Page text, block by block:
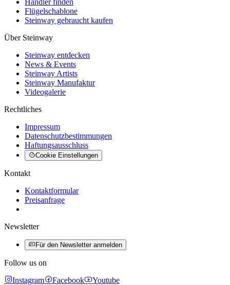
Flügelschablone
Steinway gebraucht kaufen
Über Steinway
Steinway entdecken
News & Events
Steinway Artists
Steinway Manufaktur
Videogalerie
Rechtliches
Impressum
Datenschutzbestimmungen
Haftungsausschluss
Cookie Einstellungen
Kontakt
Kontaktformular
Preisanfrage
Newsletter
Für den Newsletter anmelden
Follow us on
Instagram
Facebook
Youtube